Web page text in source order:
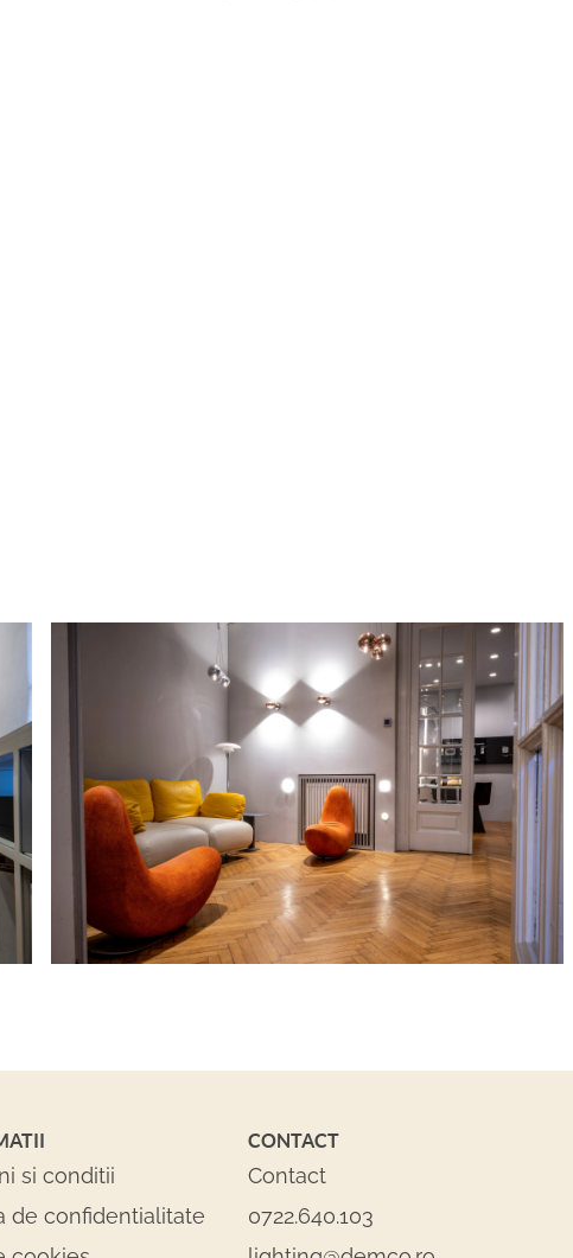
si conditii
de confidentialitate
CONTACT
Contact
0722.640.103